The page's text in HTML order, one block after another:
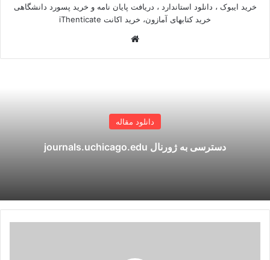
خرید ایبوک ، دانلود استاندارد ، دریافت پایان نامه و خرید پسورد دانشگاهی
خرید کتابهای آمازون، خرید اکانت iThenticate
دانلود مقاله
دسترسی به ژورنال journals.uchicago.edu